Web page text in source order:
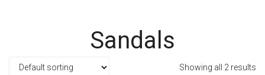
Sandals
Showing all 2 results